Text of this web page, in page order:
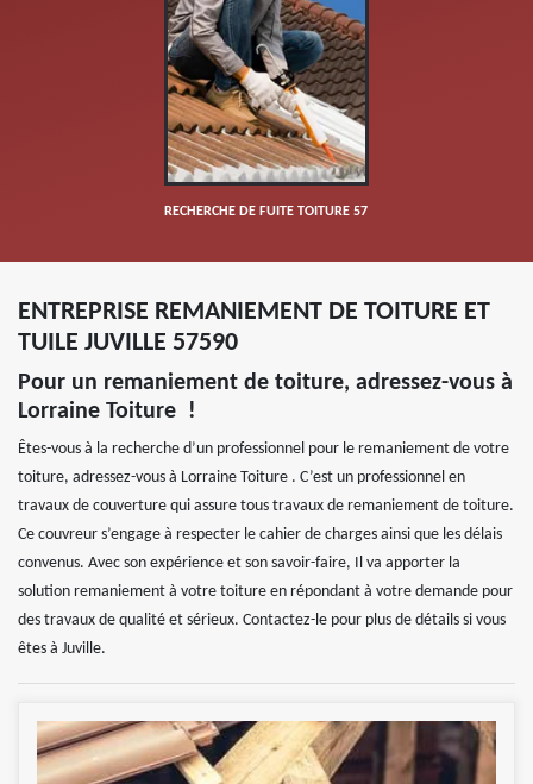
RECHERCHE DE FUITE TOITURE 57
ENTREPRISE REMANIEMENT DE TOITURE ET
TUILE JUVILLE 57590
Pour un remaniement de toiture, adressez-vous à
Lorraine Toiture !
Êtes-vous à la recherche d’un professionnel pour le remaniement de votre
toiture, adressez-vous à Lorraine Toiture . C’est un professionnel en
travaux de couverture qui assure tous travaux de remaniement de toiture.
Ce couvreur s’engage à respecter le cahier de charges ainsi que les délais
convenus. Avec son expérience et son savoir-faire, Il va apporter la
solution remaniement à votre toiture en répondant à votre demande pour
des travaux de qualité et sérieux. Contactez-le pour plus de détails si vous
êtes à Juville.